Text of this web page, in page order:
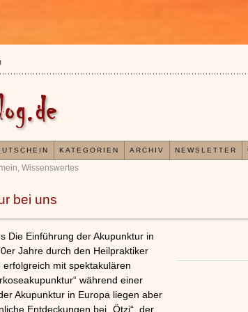
, Wissenswertes
bei uns
Die Einführung der Akupunktur in
Jahre durch den Heilpraktiker
mit spektakulären
während einer
Akupunktur in Europa liegen aber
Entdeckungen bei „Ötzi“, der
In der TCM sind Experten
KATEGORIEN ARCHIV NEWSLETTER